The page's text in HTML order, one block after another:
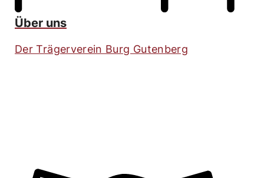
Über uns
Der Trägerverein Burg Gutenberg